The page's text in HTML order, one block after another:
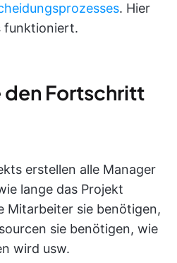
. Hier
funktioniert.
den Fortschritt
erstellen alle Manager
lange das Projekt
Mitarbeiter sie benötigen,
sie benötigen, wie
wird usw.